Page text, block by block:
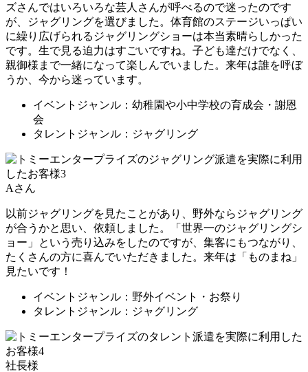
ズさんではいろいろな芸人さんが呼べるので迷ったのです
が、ジャグリングを選びました。体育館のステージいっぱい
に繰り広げられるジャグリングショーは本当素晴らしかった
です。生で見る迫力はすごいですね。子ども達だけでなく、
親御様まで一緒になって楽しんでいました。来年は誰を呼ぼ
うか、今から迷っています。
イベントジャンル：幼稚園や小中学校の育成会・謝恩
会
タレントジャンル：ジャグリング
Aさん
以前ジャグリングを見たことがあり、野外ならジャグリング
が合うかと思い、依頼しました。「世界一のジャグリングシ
ョー」という売り込みをしたのですが、集客にもつながり、
たくさんの方に喜んでいただきました。来年は「ものまね」
見たいです！
イベントジャンル：野外イベント・お祭り
タレントジャンル：ジャグリング
社長様